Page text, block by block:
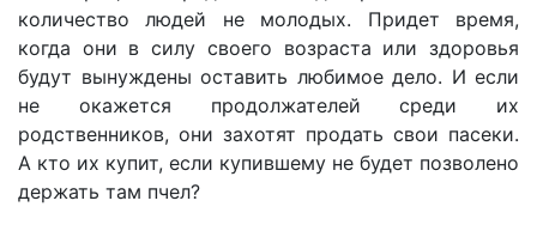
количество людей не молодых. Придет время,
когда они в силу своего возраста или здоровья
будут вынуждены оставить любимое дело. И если
не окажется продолжателей среди их
родственников, они захотят продать свои пасеки.
А кто их купит, если купившему не будет позволено
держать там пчел?